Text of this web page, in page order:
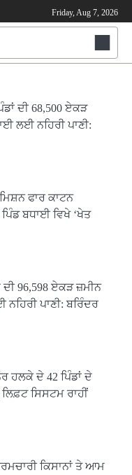
Friday, Aug 7, 2026
ਦੀ 68,500 ਏਕੜ
ਲਈ ਨਹਿਰੀ ਪਾਣੀ:
ਫਾਰ ਕਾਟਨ
ਬਧਾਈ ਵਿਖੇ ‘ਖੇਤ
96,598 ਏਕੜ ਜ਼ਮੀਨ
ਪਾਣੀ: ਬਰਿੰਦਰ
ਹਲਕੇ ਦੇ 42 ਪਿੰਡਾਂ ਦੇ
ਲਿਫ਼ਟ ਸਿਸਟਮ ਰਾਹੀਂ
ਕਿਸਾਨਾਂ ਤੇ ਆਮ